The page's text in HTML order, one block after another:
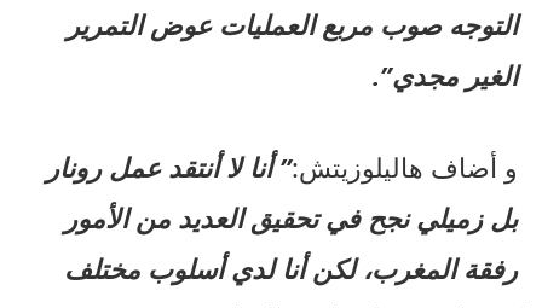
التوجه صوب مربع العمليات عوض التمرير
الغير مجدي”.
و أضاف هاليلوزيتش:” أنا لا أنتقد عمل رونار
بل زميلي نجح في تحقيق العديد من الأمور
رفقة المغرب، لكن أنا لدي أسلوب مختلف